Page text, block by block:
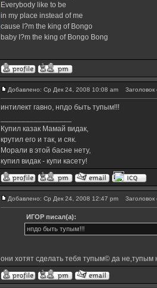
Everybody like to be
in my place instead of me
cause I?m the king of Bongo
baby I?m the king of Bongo Bong
Добавлено: Ср Дек 24, 2008 10:08 am Заголовок
интилект гавно, нпдо быть тупым!!!
Купил казак Мамай видак,
крутил его и так, и сяк.
Морали в этой басне нету,
купил видак - купи касету!
Добавлено: Ср Дек 24, 2008 12:47 pm Заголовок
ИГОР писал(а):
нпдо быть тупым!!!
они хотят сделать тебя тупым© да